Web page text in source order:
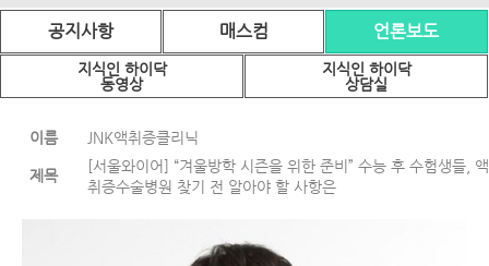
공지사항 매스컴 언론보도
지식인 하이닥
동영상
지식인 하이닥
상담실
이름 JNK액취증클리닉
제목
[서울와이어] “겨울방학 시즌을 위한 준비” 수능 후 수험생들, 액
취증수술병원 찾기 전 알아야 할 사항은